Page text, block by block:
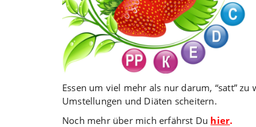
Essen um viel mehr als nur darum, “satt”
Umstellungen und Diäten scheitern.
Noch mehr über mich erfährst Du hier.